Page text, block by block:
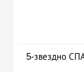
5-звездно